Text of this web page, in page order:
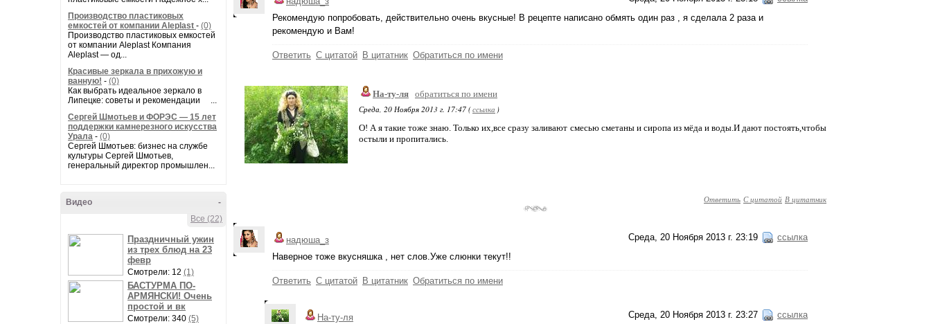
Производство пластиковых
емкостей от компании Aleplast - (0)
Производство пластиковых емкостей
от компании Aleplast Компания
Aleplast — од...
Красивые зеркала в прихожую и
ванную! - (0)
Как выбрать идеальное зеркало в
Липецке: советы и рекомендации ...
Сергей Шмотьев и ФОРЭС — 15 лет
поддержки камнерезного искусства
Урала - (0)
Сергей Шмотьев: бизнес на службе
культуры Сергей Шмотьев,
генеральный директор промышлен...
-
Видео
Все (22)
Праздничный ужин
из трех блюд на 23
февр
Смотрели: 12 (1)
БАСТУРМА ПО-
АРМЯНСКИ! Очень
простой и вк
Смотрели: 340 (5)
Рекомендую попробовать, действительно очень вкусные! В рецепте написано обмять один раз , я сделала 2 раза и
рекомендую и Вам!
Ответить С цитатой В цитатник Обратиться по имени
На-ту-ля обратиться по имени
Среда, 20 Ноября 2013 г. 17:47 (ссылка )
О! А я такие тоже знаю. Только их,все сразу заливают смесью сметаны и сиропа из мёда и воды.И дают постоять,чтобы
остыли и пропитались.
Ответить С цитатой В цитатник
Среда, 20 Ноября 2013 г. 23:19 ссылка
надюша_з
Наверное тоже вкусняшка , нет слов.Уже слюнки текут!!
Ответить С цитатой В цитатник Обратиться по имени
Среда, 20 Ноября 2013 г. 23:27 ссылка
На-ту-ля